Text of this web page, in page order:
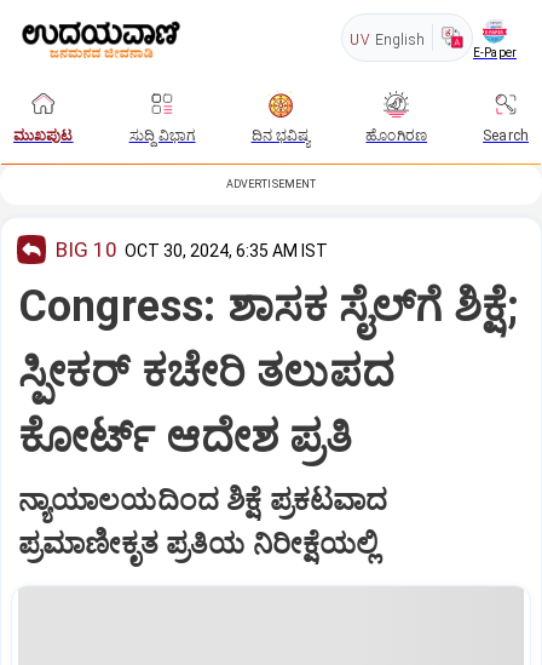
UV English
E-Paper
ಮುಖಪುಟ ಸುದ್ದಿ ವಿಭಾಗ ದಿನ ಭವಿಷ್ಯ ಹೊಂಗಿರಣ Search
ADVERTISEMENT
BIG 10 OCT 30, 2024, 6:35 AM IST
Congress: ಶಾಸಕ ಸೈಲ್‌ಗೆ ಶಿಕ್ಷೆ;
ಸ್ಪೀಕರ್‌ ಕಚೇರಿ ತಲುಪದ
ಕೋರ್ಟ್‌ ಆದೇಶ ಪ್ರತಿ
ನ್ಯಾಯಾಲಯದಿಂದ ಶಿಕ್ಷೆ ಪ್ರಕಟವಾದ
ಪ್ರಮಾಣೀಕೃತ ಪ್ರತಿಯ ನಿರೀಕ್ಷೆಯಲ್ಲಿ